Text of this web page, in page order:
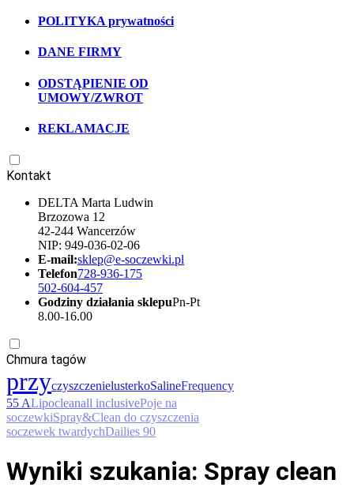
POLITYKA prywatności
DANE FIRMY
ODSTĄPIENIE OD
UMOWY/ZWROT
REKLAMACJE
Kontakt
DELTA Marta Ludwin
Brzozowa 12
42-244 Wancerzów
NIP: 949-036-02-06
E-mail:sklep@e-soczewki.pl
Telefon728-936-175
502-604-457
Godziny działania sklepuPn-Pt
8.00-16.00
Chmura tagów
przyczyszczenielusterkoSalineFrequency
55 ALipocleanall inclusivePoje na
soczewkiSpray&Clean do czyszczenia
soczewek twardychDailies 90
Wyniki szukania: Spray clean